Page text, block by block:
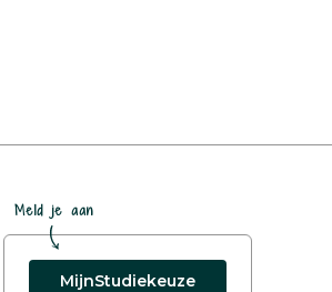
Meld je aan
MijnStudiekeuze